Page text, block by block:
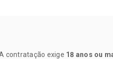
A contratação exige 18 anos ou